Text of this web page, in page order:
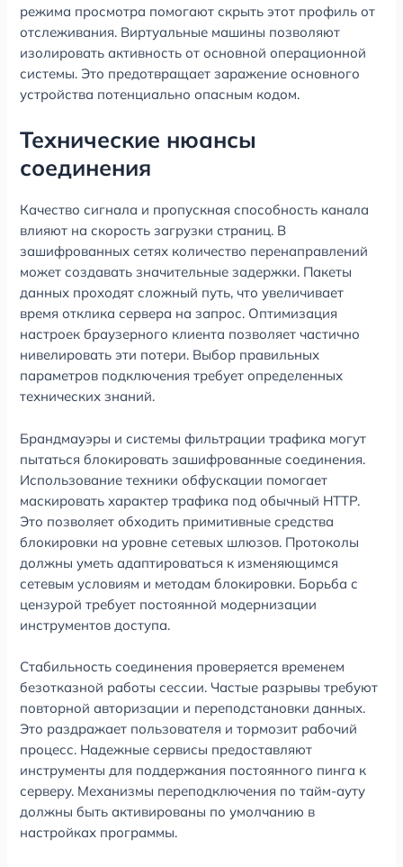
режима просмотра помогают скрыть этот профиль от
отслеживания. Виртуальные машины позволяют
изолировать активность от основной операционной
системы. Это предотвращает заражение основного
устройства потенциально опасным кодом.
Технические нюансы
соединения
Качество сигнала и пропускная способность канала
влияют на скорость загрузки страниц. В
зашифрованных сетях количество перенаправлений
может создавать значительные задержки. Пакеты
данных проходят сложный путь, что увеличивает
время отклика сервера на запрос. Оптимизация
настроек браузерного клиента позволяет частично
нивелировать эти потери. Выбор правильных
параметров подключения требует определенных
технических знаний.
Брандмауэры и системы фильтрации трафика могут
пытаться блокировать зашифрованные соединения.
Использование техники обфускации помогает
маскировать характер трафика под обычный HTTP.
Это позволяет обходить примитивные средства
блокировки на уровне сетевых шлюзов. Протоколы
должны уметь адаптироваться к изменяющимся
сетевым условиям и методам блокировки. Борьба с
цензурой требует постоянной модернизации
инструментов доступа.
Стабильность соединения проверяется временем
безотказной работы сессии. Частые разрывы требуют
повторной авторизации и переподстановки данных.
Это раздражает пользователя и тормозит рабочий
процесс. Надежные сервисы предоставляют
инструменты для поддержания постоянного пинга к
серверу. Механизмы переподключения по тайм-ауту
должны быть активированы по умолчанию в
настройках программы.